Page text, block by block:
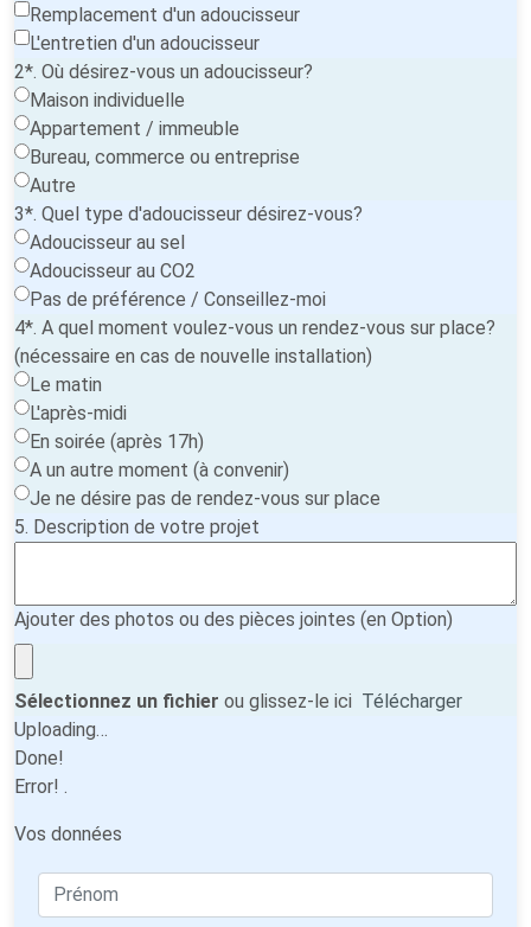
Remplacement d'un adoucisseur
L'entretien d'un adoucisseur
2*. Où désirez-vous un adoucisseur?
Maison individuelle
Appartement / immeuble
Bureau, commerce ou entreprise
Autre
3*. Quel type d'adoucisseur désirez-vous?
Adoucisseur au sel
Adoucisseur au CO2
Pas de préférence / Conseillez-moi
4*. A quel moment voulez-vous un rendez-vous sur place?
(nécessaire en cas de nouvelle installation)
Le matin
L'après-midi
En soirée (après 17h)
A un autre moment (à convenir)
Je ne désire pas de rendez-vous sur place
5. Description de votre projet
Ajouter des photos ou des pièces jointes (en Option)
Sélectionnez un fichier ou glissez-le ici Télécharger
Uploading…
Done!
Error! .
Vos données